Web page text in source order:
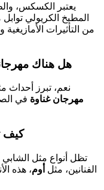
يعتبر الكسكس،
المطبخ الكريولي
من التأثيرات الأمازيغية
هل هناك
نعم، تبرز أحداث
مهرجان غناوة في
كيف
تظل أنواع مثل الشابي
الفنانين، مثل أوم، هذه